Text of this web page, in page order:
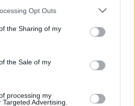
Opt Outs
the Sharing of my
the Sale of my
processing my
Advertising.
χθες Σάββατο νέα
προσομοίωσε «επίθεση με
όπλα», με ψεύτικες κεφαλές.
ΔΙΑΦΗΜΙΣΗ